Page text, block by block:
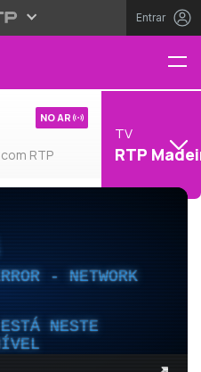
Entrar
RTP
NO AR
TV
RTP
- NETWORK
NESTE